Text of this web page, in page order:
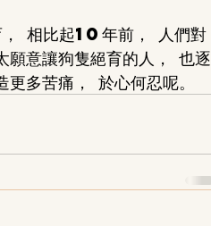
， 相比起10年前， 人們對
願意讓狗隻絕育的人， 也逐
多苦痛， 於心何忍呢。